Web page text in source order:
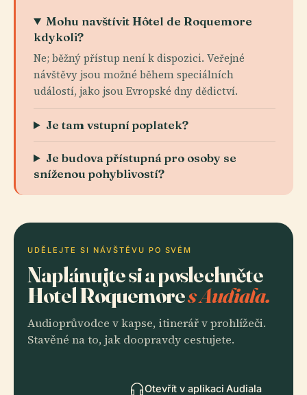
Mohu navštívit Hôtel de Roquemore
kdykoli?
Ne; běžný přístup není k dispozici. Veřejné
návštěvy jsou možné během speciálních
událostí, jako jsou Evropské dny dědictví.
Je tam vstupní poplatek?
Je budova přístupná pro osoby se
sníženou pohyblivostí?
UDĚLEJTE SI NÁVŠTĚVU PO SVÉM
Naplánujte si a poslechněte
Hotel Roquemores Audiala.
Audioprůvodce v kapse, itinerář v prohlížeči.
Stavěné na to, jak doopravdy cestujete.
Otevřít v aplikaci Audiala